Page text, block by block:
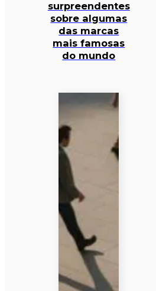
surpreendentes
sobre algumas
das marcas
mais famosas
do mundo